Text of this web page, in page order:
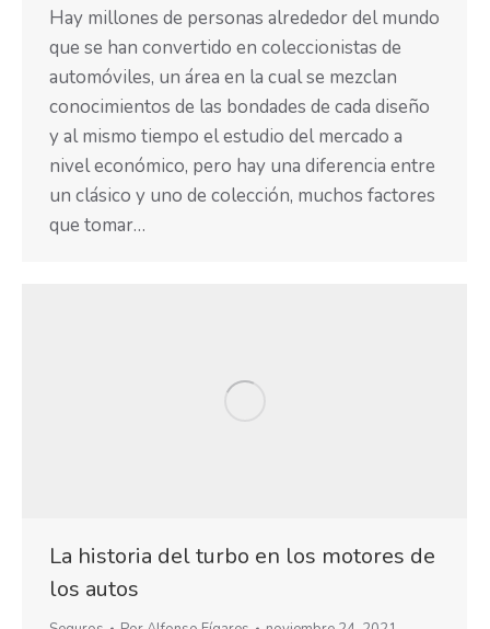
Hay millones de personas alrededor del mundo
que se han convertido en coleccionistas de
automóviles, un área en la cual se mezclan
conocimientos de las bondades de cada diseño
y al mismo tiempo el estudio del mercado a
nivel económico, pero hay una diferencia entre
un clásico y uno de colección, muchos factores
que tomar…
La historia del turbo en los motores de
los autos